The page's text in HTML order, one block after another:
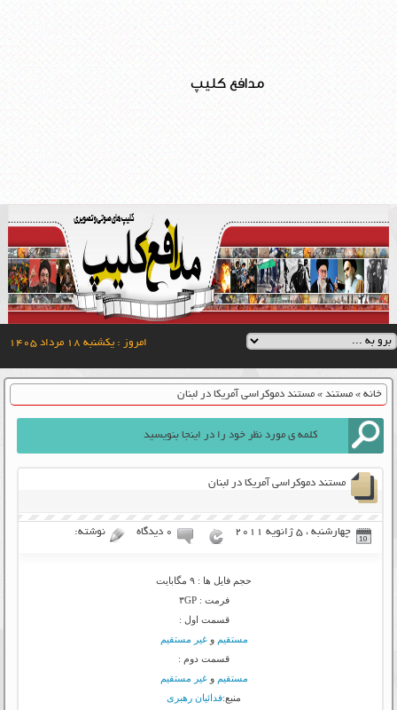
مدافع کلیپ
امروز : یکشنبه ۱۸ مرداد ۱۴۰۵
خانه» مستند» مستند دموکراسی آمریکا در لبنان
مستند دموکراسی آمریکا در لبنان
چهارشنبه ، 5 ژانویه 2011 ۰ دیدگاه نوشته:
حجم فایل ها : ۹ مگابایت
فرمت : ۳GP
قسمت اول :
مستقیم وغیر مستقیم
قسمت دوم :
مستقیم وغیر مستقیم
منبع:فدائیان رهبری